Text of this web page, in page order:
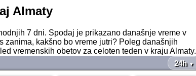
Almaty
7 dni. Spodaj je prikazano današnje vreme v
zanima, kakšno bo vreme jutri? Poleg današnjih
vremenskih obetov za celoten teden v kraju Almaty.
24h ▼